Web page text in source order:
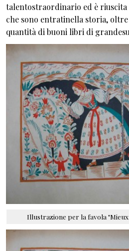
talentostraordinario ed è
che sono entratinella storia,
quantità di buoni libri di
Illustrazione per la favola "Mieux